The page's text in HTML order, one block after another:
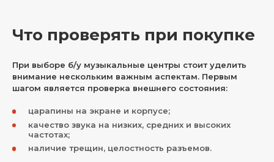
Что проверять при покупке
При выборе б/у музыкальные центры стоит уделить
внимание нескольким важным аспектам. Первым
шагом является проверка внешнего состояния:
царапины на экране и корпусе;
качество звука на низких, средних и высоких
частотах;
наличие трещин, целостность разъемов.